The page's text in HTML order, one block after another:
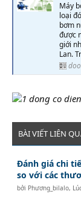
Máy
loại
bơm
được
giới
Lan.
BÀI VIẾT LIÊN
Đánh giá chi
so với các
bởi Phương_bilalo,